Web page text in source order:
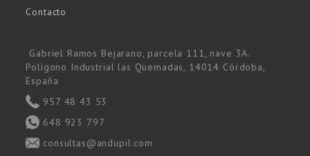
Contacto
Gabriel Ramos Bejarano, parcela 111, nave 3A.
Polígono Industrial las Quemadas, 14014 Córdoba,
España
957 48 43 53
648 923 797
consultas@andupil.com